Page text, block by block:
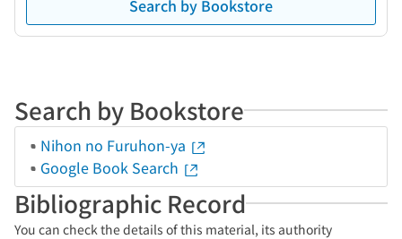
Search by Bookstore
Search by Bookstore
Nihon no Furuhon-ya
Google Book Search
Bibliographic Record
You can check the details of this material, its authority